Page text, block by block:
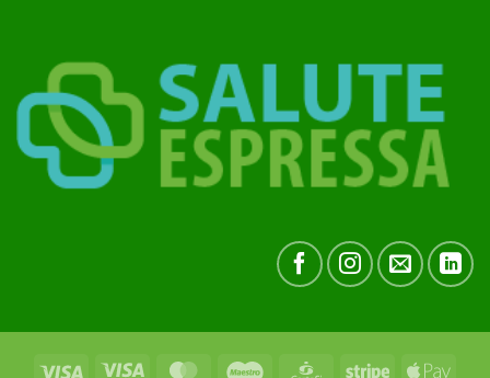
Visa Visa MasterCardMaestro CartaSi Stripe Apple